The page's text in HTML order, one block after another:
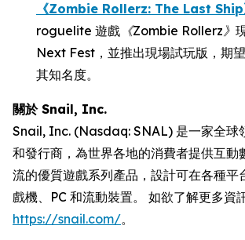
《Zombie Rollerz: The Last Ship
roguelite 遊戲 《Zombie Rollerz》
Next Fest，並推出現場試玩版，期
其知名度。
關於 Snail, Inc.
Snail, Inc. (Nasdaq: SNAL) 是一家全球
和發行商，為世界各地的消費者提供互動
流的優質遊戲系列產品，設計可在各種平
戲機、PC 和流動裝置。 如欲了解更多資
https://snail.com/。